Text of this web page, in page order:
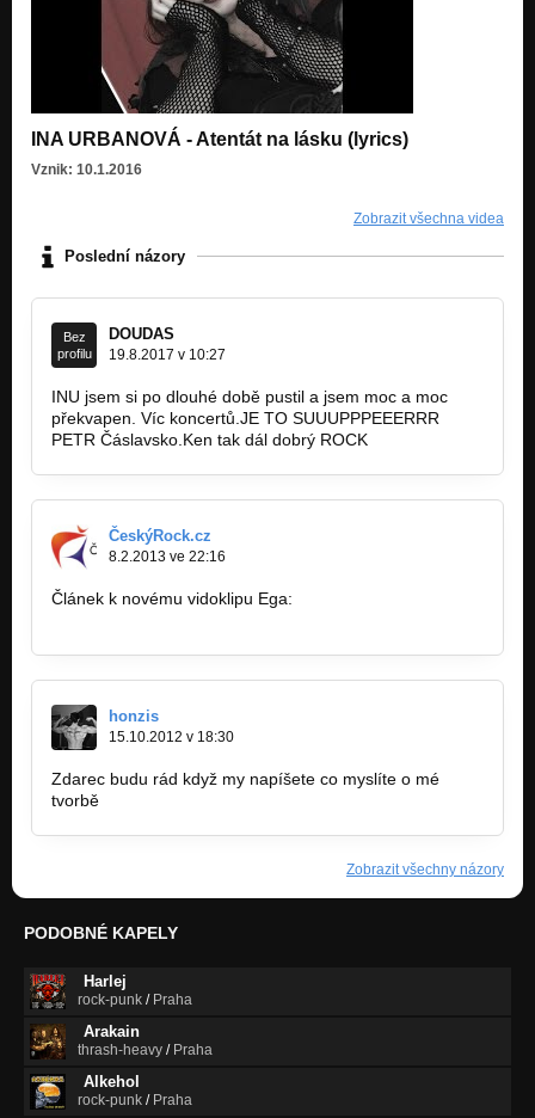
INA URBANOVÁ - Atentát na lásku (lyrics)
Vznik: 10.1.2016
Zobrazit všechna videa
Poslední názory
Bez
profilu
DOUDAS
19.8.2017 v 10:27
INU jsem si po dlouhé době pustil a jsem moc a moc
překvapen. Víc koncertů.JE TO SUUUPPPEEERRR
PETR Čáslavsko.Ken tak dál dobrý ROCK
ČeskýRock.cz
8.2.2013 ve 22:16
Článek k novému vidoklipu Ega:
honzis
15.10.2012 v 18:30
Zdarec budu rád když my napíšete co myslíte o mé
tvorbě
Zobrazit všechny názory
PODOBNÉ KAPELY
Harlej
rock-punk / Praha
Arakain
thrash-heavy / Praha
Alkehol
rock-punk / Praha